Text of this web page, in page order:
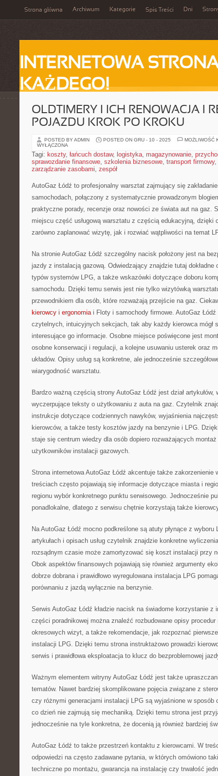
Strona główna Archiwum Kategorie Spis Treści Dni
INTERNETOWA
KAŻDEGO!
OLDTIMERY I ICH RENOWACJA I
POJAZDU KROK PO KROKU
POSTED BY ADMIN POSTED ON GRU - 10 - 2025
MOŻLIWOŚĆ
WYŁĄCZONA
Tagi: koszty, łańcuch dostaw, logistyka, magazynowanie,
sprawozdanie finansowe, szkolenia biznesowe, transport firmowy,
zarządzanie zasobami, zespół
AutoGaz Łódź to profesjonalny warsztat zajmujący się
samochodach, połączony z systematycznie prowadzonym
praktyczne porady, recenzje oraz nowości ze świata aut na gaz.
miejscu część usługową warsztatu z częścią edukacyjną, dzięki
zarówno zaplanować wizytę, jak i rozwiać wątpliwości na temat
Na stronie AutoGaz Łódź szczególny nacisk położony jest na
jazdy z instalacją gazową. Odwiedzający znajdzie tutaj dokładne
typów systemów LPG, a także wskazówki dotyczące doboru
samochodu. Dzięki temu serwis jest nie tylko wizytówką
przewodnikiem dla osób, które rozważają przejście na gaz.
kierowcy i ergonomiai Floty i samochody firmowe. AutoGaz Łódź
czytelnych, intuicyjnych sekcjach, tak aby każdy kierowca mógł
interesujące go informacje. Osobne miejsce poświęcone jest
osobne konserwacji i regulacji, a kolejne usuwaniu usterek oraz
układów. Opisy usług są konkretne, ale jednocześnie
wiarygodność warsztatu.
Bardzo ważną częścią strony AutoGaz Łódź jest dział artykułów,
wyczerpujące teksty o użytkowaniu z auta na gaz. Czytelnik
instrukcje dotyczące codziennych nawyków, wyjaśnienia
kierowców, a także testy kosztów jazdy na benzynie i LPG.
staje się centrum wiedzy dla osób dopiero rozważających
użytkowników instalacji gazowych.
Strona internetowa AutoGaz Łódź akcentuje także zakorzenienie
treściach często pojawiają się informacje dotyczące miasta i
regionu wybór konkretnego punktu serwisowego. Jednocześnie
ponadlokalne, dlatego z serwisu chętnie korzystają także
Na AutoGaz Łódź mocno podkreślone są atuty płynące z wyboru
artykułach i opisach usług czytelnik znajdzie konkretne
rozsądnym czasie może zamortyzować się koszt instalacji przy
Obok aspektów finansowych pojawiają się również argumenty
dobrze dobrana i prawidłowo wyregulowana instalacja LPG
porównaniu z jazdą wyłącznie na benzynie.
Serwis AutoGaz Łódź kładzie nacisk na świadome korzystanie z
części poradnikowej można znaleźć rozbudowane opisy
okresowych wizyt, a także rekomendacje, jak rozpoznać
instalacji LPG. Dzięki temu strona instruktażowo prowadzi
serwis i prawidłowa eksploatacja to klucz do bezproblemowej
Ważnym elementem witryny AutoGaz Łódź jest także
tematów. Nawet bardziej skomplikowane pojęcia związane z
czy różnymi generacjami instalacji LPG są wyjaśnione w sposób
co dzień nie zajmują się mechaniką. Dzięki temu strona jest
jednocześnie na tyle konkretna, że docenią ją również bardziej
AutoGaz Łódź to także przestrzeń kontaktu z kierowcami. W
odpowiedzi na często zadawane pytania, w których omówiono
techniczne po montażu, gwarancja na instalację czy trwałość